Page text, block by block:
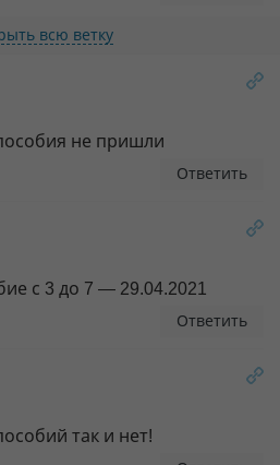
всю ветку
не пришли
Ответить
с 3 до 7 — 29.04.2021
Ответить
так и нет!